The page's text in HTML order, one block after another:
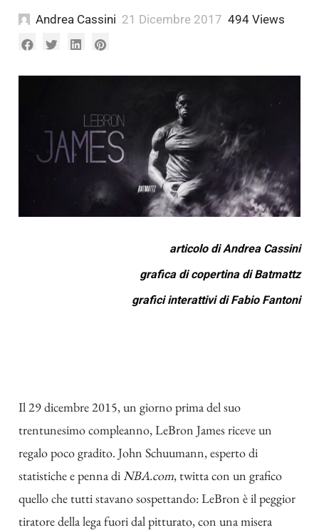
Andrea Cassini 21 Dicembre 2017 494 Views
articolo diAndrea Cassini
grafica di copertina diBatmattz
grafici interattivi diFabio Fantoni
Il 29 dicembre 2015, un giorno prima del suo
trentunesimo compleanno, LeBron James riceve un
regalo poco gradito. John Schuumann, esperto di
statistiche e penna di NBA.com, twitta con un grafico
quello che tutti stavano sospettando: LeBron è il peggior
tiratore della lega fuori dal pitturato, con una misera